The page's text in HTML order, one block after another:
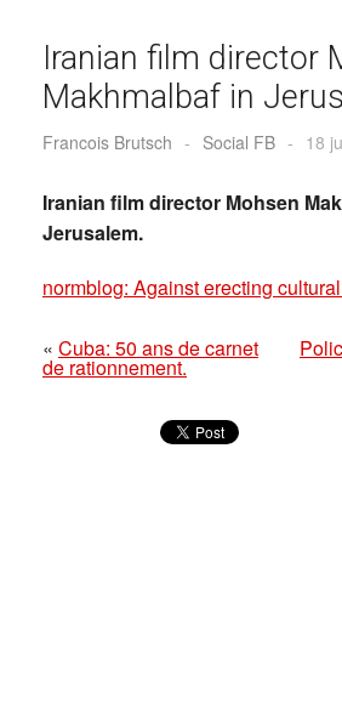
Iranian film director
Makhmalbaf in
Francois Brutsch - Social FB - 18
Iranian film director Mohsen
Jerusalem.
normblog: Against erecting
« Cuba: 50 ans de carnet
de rationnement.